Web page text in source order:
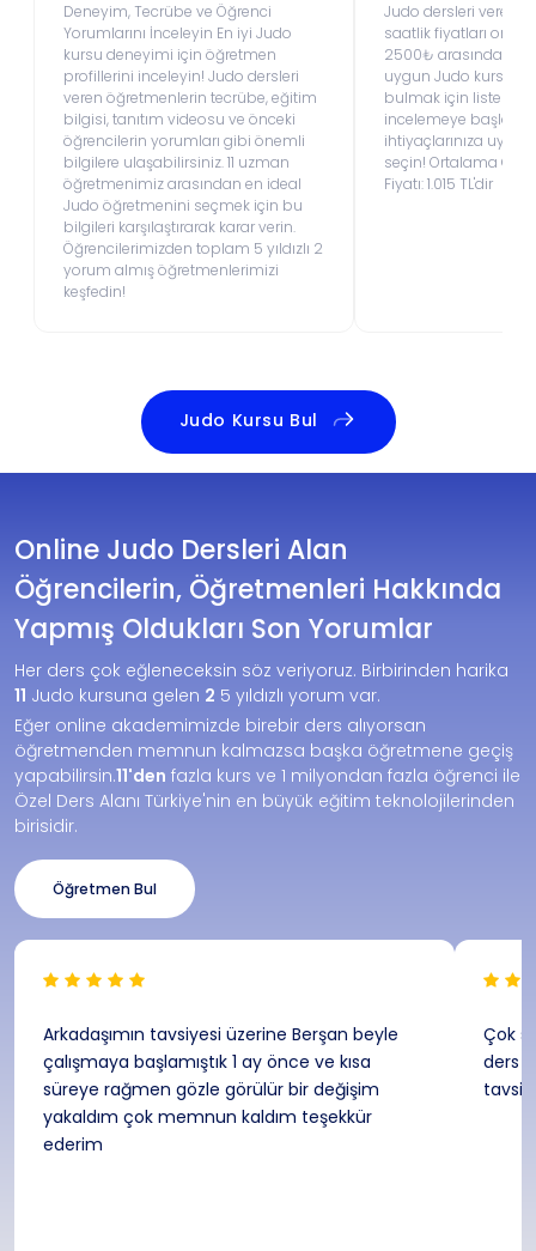
Deneyim, Tecrübe ve Öğrenci
Yorumlarını İnceleyin En iyi Judo
kursu deneyimi için öğretmen
profillerini inceleyin! Judo dersleri
veren öğretmenlerin tecrübe, eğitim
bilgisi, tanıtım videosu ve önceki
öğrencilerin yorumları gibi önemli
bilgilere ulaşabilirsiniz. 11 uzman
öğretmenimiz arasından en ideal
Judo öğretmenini seçmek için bu
bilgileri karşılaştırarak karar verin.
Öğrencilerimizden toplam 5 yıldızlı 2
yorum almış öğretmenlerimizi
keşfedin!
Judo dersleri veren
saatlik fiyatları
2500₺
uygun Judo kursu
bulmak için listemizi
incelemeye başlayın
ihtiyaçlarınıza
seçin! Ortalama
Fiyatı: 1.015 TL'dir
Judo Kursu Bul
Online Judo Dersleri Alan
Öğrencilerin, Öğretmenleri Hakkında
Yapmış Oldukları Son Yorumlar
Her ders çok eğleneceksin söz veriyoruz. Birbirinden harika
11 Judo kursuna gelen 2 5 yıldızlı yorum var.
Eğer online akademimizde birebir ders alıyorsan
öğretmenden memnun kalmazsa başka öğretmene geçiş
yapabilirsin.11'den fazla kurs ve 1 milyondan fazla öğrenci ile
Özel Ders Alanı Türkiye'nin en büyük eğitim teknolojilerinden
birisidir.
Öğretmen Bul
Arkadaşımın tavsiyesi üzerine Berşan beyle
çalışmaya başlamıştık 1 ay önce ve kısa
süreye rağmen gözle görülür bir değişim
yakaldım çok memnun kaldım teşekkür
ederim
Çok
ders